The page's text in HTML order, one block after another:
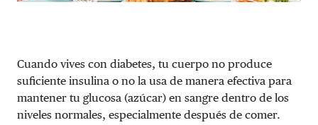
Cuando vives con diabetes, tu cuerpo no produce
suficiente insulina o no la usa de manera efectiva para
mantener tu glucosa (azúcar) en sangre dentro de los
niveles normales, especialmente después de comer.